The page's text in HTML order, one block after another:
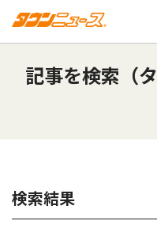
記事を検索（
検索結果